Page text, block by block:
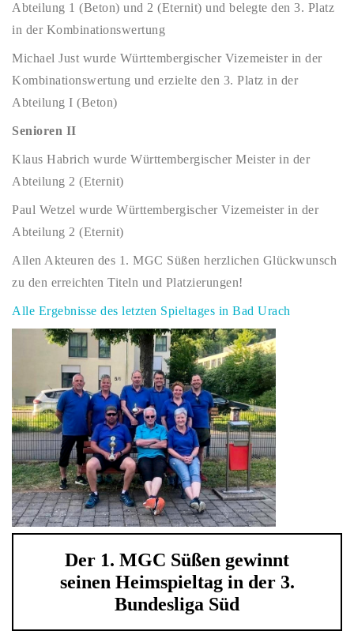
Abteilung 1 (Beton) und 2 (Eternit) und belegte den 3. Platz
in der Kombinationswertung
Michael Just wurde Württembergischer Vizemeister in der
Kombinationswertung und erzielte den 3. Platz in der
Abteilung I (Beton)
Senioren II
Klaus Habrich wurde Württembergischer Meister in der
Abteilung 2 (Eternit)
Paul Wetzel wurde Württembergischer Vizemeister in der
Abteilung 2 (Eternit)
Allen Akteuren des 1. MGC Süßen herzlichen Glückwunsch
zu den erreichten Titeln und Platzierungen!
Alle Ergebnisse des letzten Spieltages in Bad Urach
Der 1. MGC Süßen gewinnt
seinen Heimspieltag in der 3.
Bundesliga Süd